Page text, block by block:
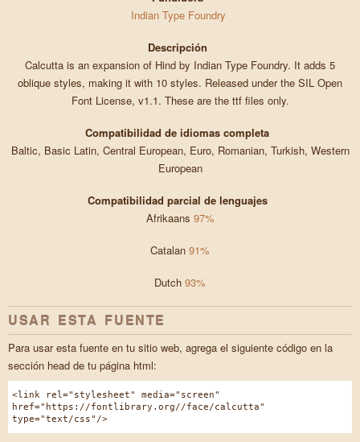
Indian Type Foundry
Descripción
Calcutta is an expansion of Hind by Indian Type Foundry. It adds 5
oblique styles, making it with 10 styles. Released under the SIL Open
Font License, v1.1. These are the ttf files only.
Compatibilidad de idiomas completa
Baltic, Basic Latin, Central European, Euro, Romanian, Turkish, Western
European
Compatibilidad parcial de lenguajes
Afrikaans 97%
Catalan 91%
Dutch 93%
USAR ESTA FUENTE
Para usar esta fuente en tu sitio web, agrega el siguiente código en la
sección head de tu página html:
<link rel="stylesheet" media="screen"
href="https://fontlibrary.org//face/calcutta"
type="text/css"/>